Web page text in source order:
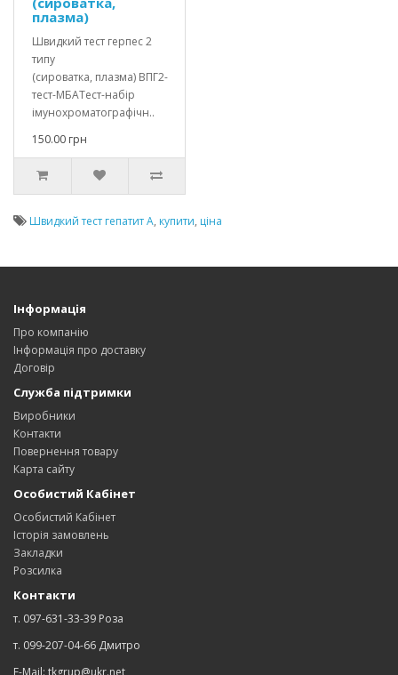
плазма)
Швидкий тест герпес 2
типу
(сироватка, плазма) ВПГ2-
тест-МБАТест-набір
імунохроматографічн..
150.00 грн
Швидкий тест гепатит А, купити, ціна
Інформація
Про компанію
Інформація про доставку
Договір
Служба підтримки
Виробники
Контакти
Повернення товару
Карта сайту
Особистий Кабінет
Особистий Кабінет
Історія замовлень
Закладки
Розсилка
Контакти
т. 097-631-33-39 Роза
т. 099-207-04-66 Дмитро
E-Mail: tkgrup@ukr.net